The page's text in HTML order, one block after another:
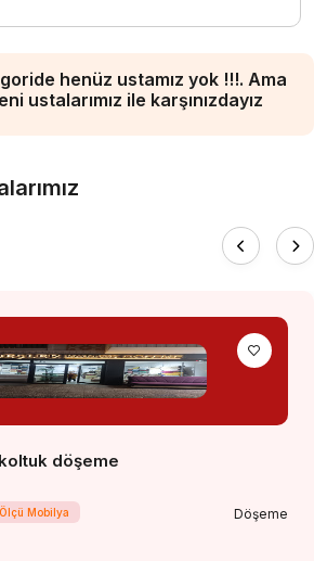
henüz ustamız yok !!!. Ama
ustalarımız ile karşınızdayız
döşeme
Mobilya Döşeme